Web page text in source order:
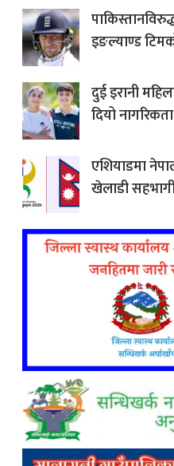
इङल्याण्ड
दुई इरानी
दियो नागरिकता
एशियाडमा
खेलाडी